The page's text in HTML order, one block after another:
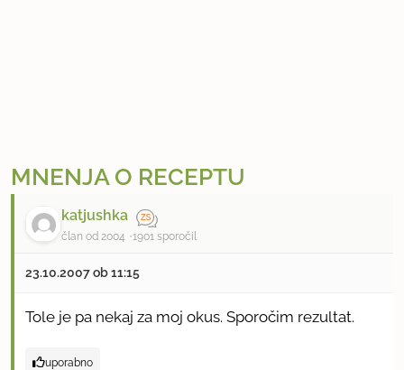
MNENJA O RECEPTU
katjushka
član od 2004 1901 sporočil
23.10.2007 ob 11:15
Tole je pa nekaj za moj okus. Sporočim rezultat.
uporabno